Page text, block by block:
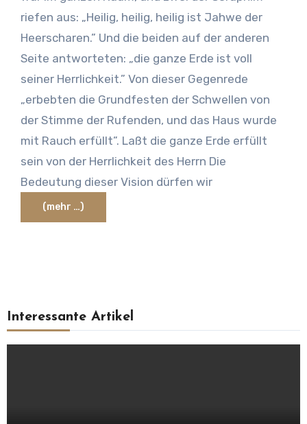
riefen aus: „Heilig, heilig, heilig ist Jahwe der
Heerscharen.” Und die beiden auf der anderen
Seite antworteten: „die ganze Erde ist voll
seiner Herrlichkeit.” Von dieser Gegenrede
„erbebten die Grundfesten der Schwellen von
der Stimme der Rufenden, und das Haus wurde
mit Rauch erfüllt”. Laßt die ganze Erde erfüllt
sein von der Herrlichkeit des Herrn Die
Bedeutung dieser Vision dürfen wir
(mehr …)
Interessante Artikel